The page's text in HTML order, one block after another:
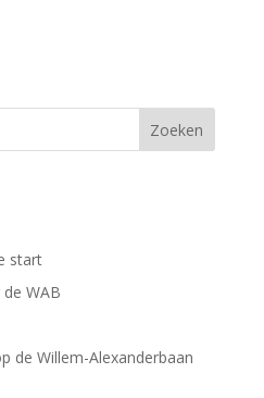
start
WAB
de Willem-Alexanderbaan